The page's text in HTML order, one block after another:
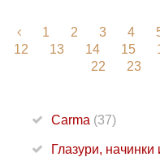
1 2 3 4
12
13 14 15
22
23
Carma (37)
Глазури, начинки